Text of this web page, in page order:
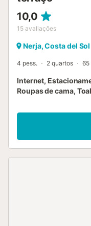
10,0
15 avaliações
Nerja, Costa del Sol
4 pess. 2 quartos 65
Internet,
Roupas de cama,